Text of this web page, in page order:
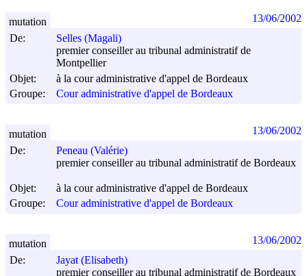
De:
Selles (Magali)
premier conseiller au tribunal administratif de
Montpellier
Objet:
à la cour administrative d'appel de Bordeaux
Groupe:
Cour administrative d'appel de Bordeaux
mutation 13/06/2002
De:
Peneau (Valérie)
premier conseiller au tribunal administratif de Bordeaux
Objet:
à la cour administrative d'appel de Bordeaux
Groupe:
Cour administrative d'appel de Bordeaux
mutation 13/06/2002
De:
Jayat (Elisabeth)
premier conseiller au tribunal administratif de Bordeaux
mutation 13/06/2002